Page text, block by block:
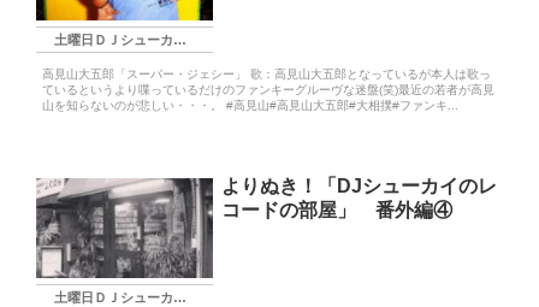
土曜日ＤＪシューカイ枠
高見山大五郎「スーパー・ジェシー」 歌：高見山大五郎となっているが本人は歌っ
ているというより喋っているだけのファンキーグルーヴな迷盤(笑)最近の若者が高見
山を知らないのが悲しい・・・。 #高見山#高見山大五郎#大相撲#ファンキ...
土曜日ＤＪシューカイ枠
よりぬき！「DJシューカイのレ
コードの部屋」 番外編④